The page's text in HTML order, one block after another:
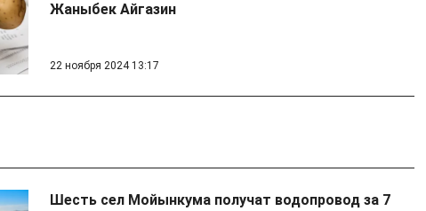
Жаныбек Айгазин
22 ноября 2024 13:17
Шесть сел Мойынкума получат водопровод за 7